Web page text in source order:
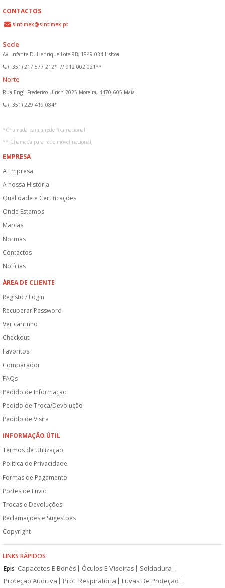
CONTACTOS
sintimex@sintimex.pt
Sede
Av. Infante D. Henrique Lote 9B, 1849-034 Lisboa
(+351) 217 577 212* // 912 002 021**
Norte
Rua Engº. Frederico Ulrich 2025 Moreira, 4470-605 Maia
(+351) 229 419 084*
*Chamada para a rede fixa nacional
** Chamada para rede móvel nacional
EMPRESA
A Empresa
A nossa História
Qualidade e Certificações
Onde Estamos
Marcas
Normas
Contactos
Notícias
ÁREA DE CLIENTE
Registo / Login
Recuperar Password
Ver carrinho
Checkout
Favoritos
Comparador
FAQs
Pedido de Informação
Pedido de Troca/Devolução
Pedido de Visita
INFORMAÇÃO ÚTIL
Termos de Utilização
Politica de Privacidade
Formas de Pagamento
Portes de Envio
Trocas e Devoluções
Reclamações e Sugestões
Copyright
LINKS RÁPIDOS
Epis Capacetes E Bonés Óculos E Viseiras
Soldadura
Proteção Auditiva
Prot. Respiratória
Luvas De Proteção